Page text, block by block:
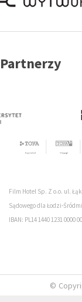
Partnerzy
Film Hotel Sp. Z o.o. ul.
Sądowego dla Łodzi-
IBAN: PL14 1440 1231 0000